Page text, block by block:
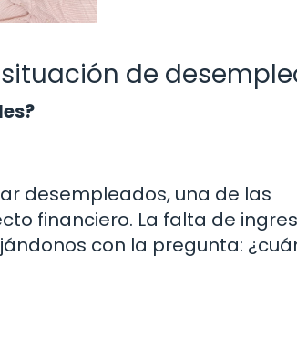
de
desempleados, una de las
financiero. La falta de
con la pregunta: